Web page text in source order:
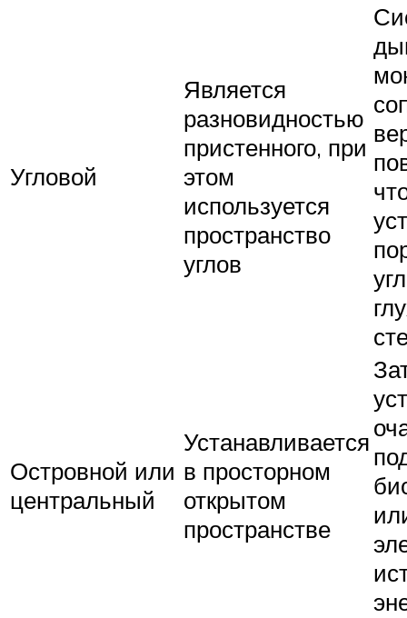
Угловой
Является
разновидностью
пристенного, при
этом
используется
пространство
углов
Островной или
центральный
Устанавливается
в просторном
открытом
пространстве